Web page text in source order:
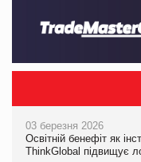
03 березня 2026
Освітній бенефіт як
ThinkGlobal підвищує